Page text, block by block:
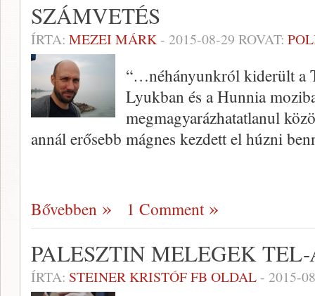
SZÁMVETÉS
ÍRTA: MEZEI MÁRK- 2015-08-29 ROVAT:
“…néhányunkról kiderült a
Lyukban és a Hunnia
megmagyarázhatatlanul
annál erősebb mágnes kezdett el húzni
Bővebben 1 Comment
PALESZTIN MELEGEK
ÍRTA: STEINER KRISTÓF FB OLDAL- 2015-